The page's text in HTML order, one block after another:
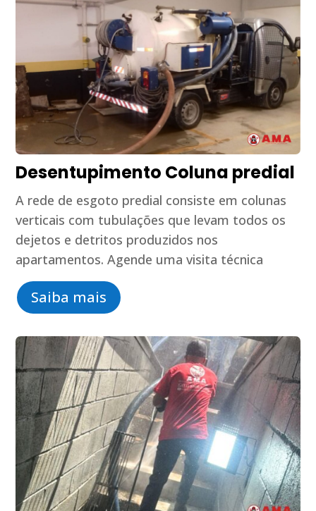
Desentupimento Coluna predial
A rede de esgoto predial consiste em colunas
verticais com tubulações que levam todos os
dejetos e detritos produzidos nos
apartamentos. Agende uma visita técnica
Saiba mais